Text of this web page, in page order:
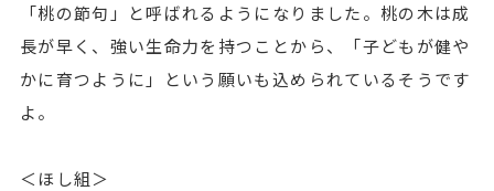
「桃の節句」と呼ばれるようになりました。桃の木は成
長が早く、強い生命力を持つことから、「子どもが健や
かに育つように」という願いも込められているそうです
よ。
＜ほし組＞